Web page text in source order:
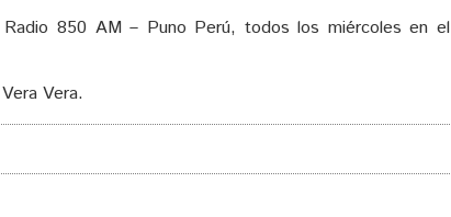
volumen.850 AM – Puno Perú, todos los miércoles en el
Vera.